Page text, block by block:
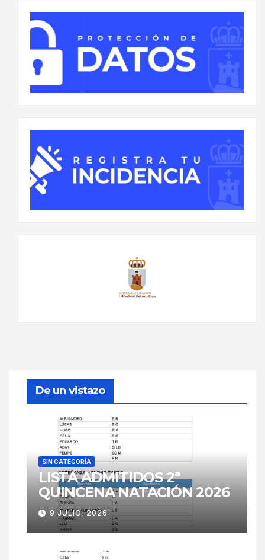
De un vistazo
SIN CATEGORÍA
LISTA ADMITIDOS 2ª
QUINCENA NATACIÓN 2026
9 JULIO, 2026